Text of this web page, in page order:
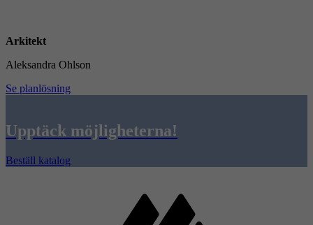
Arkitekt
Aleksandra Ohlson
Se planlösning
Upptäck möjligheterna!
Beställ katalog